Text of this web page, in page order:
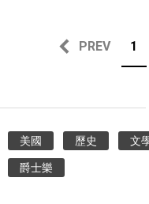
PREV 1
美國 歷史 文
爵士樂